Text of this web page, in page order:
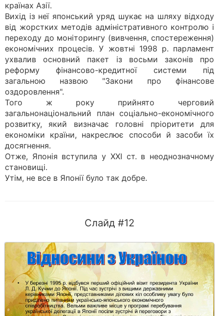
країнах Азії.
Вихід із неї японський уряд шукає на шляху відходу
від жорстких методів адміністративного контролю і
переходу до моніторингу (вивчення, спостереження)
економічних процесів. У жовтні 1998 р. парламент
ухвалив основний пакет із восьми законів про
реформу фінансово-кредитної системи під
загальною назвою "Закони про фінансове
оздоровлення".
Того ж року прийнято черговий
загальнонаціональний план соціально-економічного
розвитку, який визначає головні пріоритети для
економіки країни, накреслює способи й засоби їх
досягнення.
Отже, Японія вступила у XXI ст. в неоднозначному
становищі.
Утім, не все в Японії було так добре.
Слайд #12